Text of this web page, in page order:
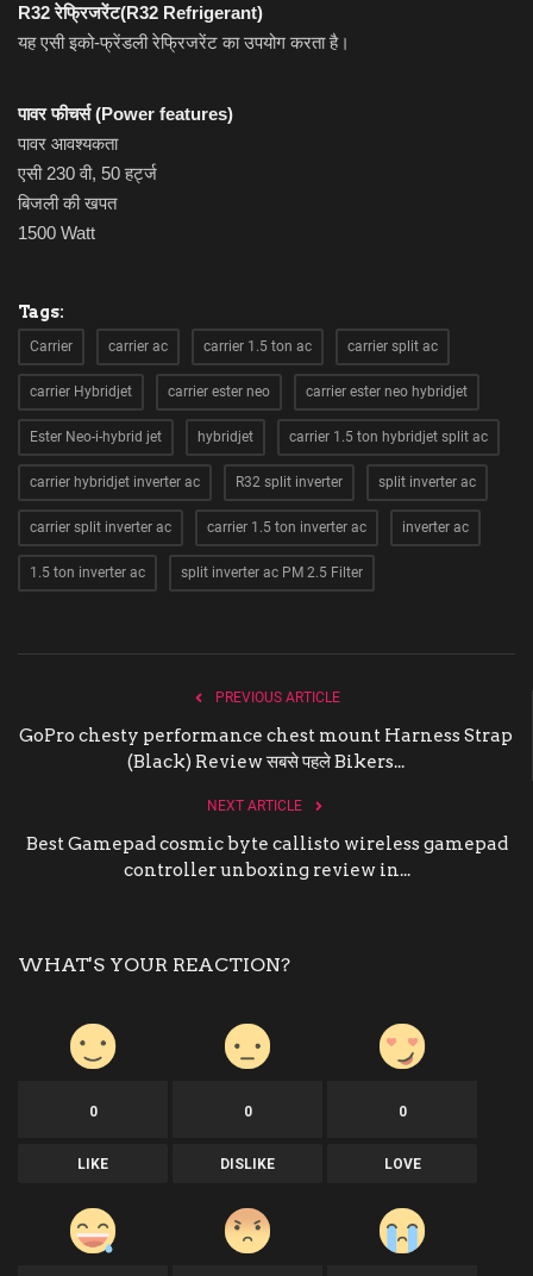
R32 रेफ्रिजरेंट(R32 Refrigerant)
यह एसी इको-फ्रेंडली रेफ्रिजरेंट का उपयोग करता है।
पावर फीचर्स (Power features)
पावर आवश्यकता
एसी 230 वी, 50 हर्ट्ज
बिजली की खपत
1500 Watt
Tags:
Carrier carrier ac carrier 1.5 ton ac carrier split ac
carrier Hybridjet carrier ester neo carrier ester neo hybridjet
Ester Neo-i-hybrid jet hybridjet carrier 1.5 ton hybridjet split ac
carrier hybridjet inverter ac R32 split inverter split inverter ac
carrier split inverter ac carrier 1.5 ton inverter ac inverter ac
1.5 ton inverter ac split inverter ac PM 2.5 Filter
PREVIOUS ARTICLE
GoPro chesty performance chest mount Harness Strap
(Black) Review सबसे पहले Bikers...
NEXT ARTICLE
Best Gamepad cosmic byte callisto wireless gamepad
controller unboxing review in...
WHAT'S YOUR REACTION?
0
LIKE
0
DISLIKE
0
LOVE